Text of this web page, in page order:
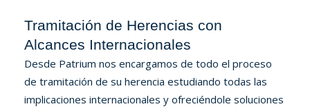
Tramitación de Herencias con
Alcances Internacionales
Desde Patrium nos encargamos de todo el proceso
de tramitación de su herencia estudiando todas las
implicaciones internacionales y ofreciéndole soluciones